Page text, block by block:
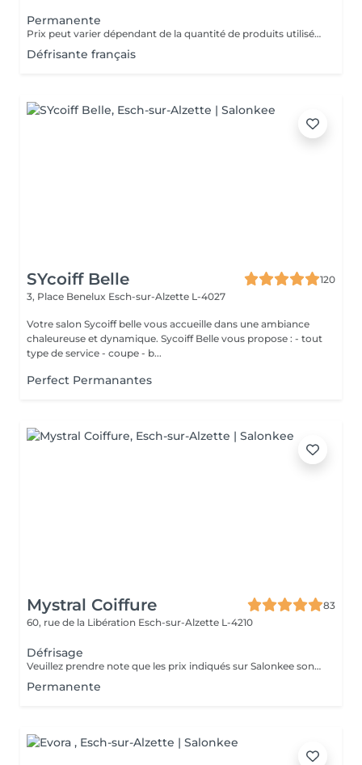
Permanente
Prix peut varier dépendant de la quantité de produits utilisées. Un supplément peux être appliqué selon l epaisseur des cheveux Les prix sont juste pour la premanente sans la coupe ni sechage !!!!
Défrisante français
SYcoiff Belle
120
3, Place Benelux Esch-sur-Alzette L-4027
Votre salon Sycoiff belle vous accueille dans une ambiance
chaleureuse et dynamique. Sycoiff Belle vous propose : - tout
type de service - coupe - b...
Perfect Permanantes
Mystral Coiffure
83
60, rue de la Libération Esch-sur-Alzette L-4210
Défrisage
Veuillez prendre note que les prix indiqués sur Salonkee sont communiqués à titre informatif et s'entendent de base. Ces derniers sont susceptibles de varier selon le diagnostic réalisé à votre arrivée au salon et l'expertise du professionnel à qui vous confiez votre beauté. Dans tous les cas, un devis précis vous sera proposé et toutes réalisations de prestations seront effectuées avec votre accord. Un grand merci d'avance pour votre compréhension. Au plaisir de vous recevoir très vite.
Permanente